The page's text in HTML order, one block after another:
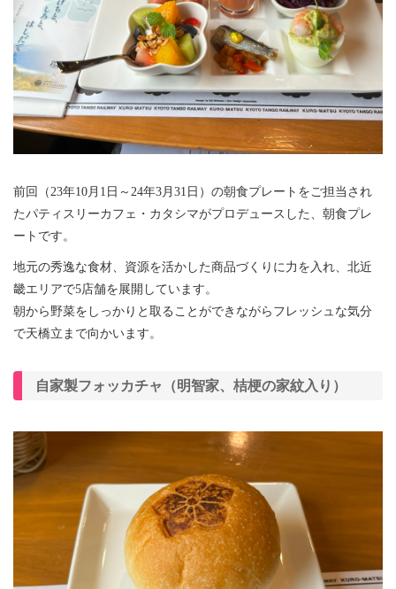
前回（23年10月1日～24年3月31日）の朝食プレートをご担当され
たパティスリーカフェ・カタシマがプロデュースした、朝食プレ
ートです。
地元の秀逸な食材、資源を活かした商品づくりに力を入れ、北近
畿エリアで5店舗を展開しています。
朝から野菜をしっかりと取ることができながらフレッシュな気分
で天橋立まで向かいます。
自家製フォッカチャ（明智家、桔梗の家紋入り）